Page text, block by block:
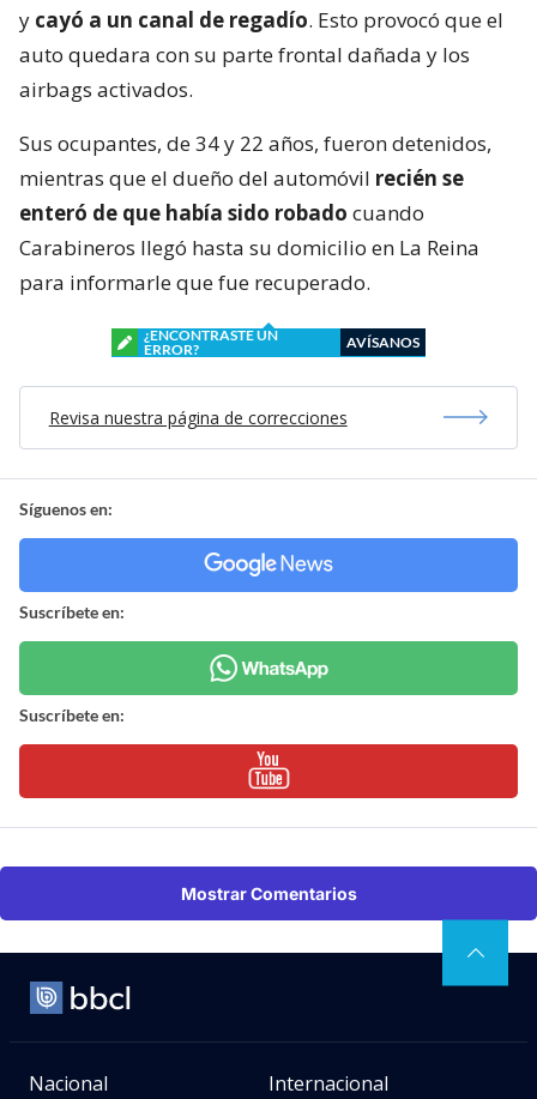
y cayó a un canal de regadío. Esto provocó que el
auto quedara con su parte frontal dañada y los
airbags activados.
Sus ocupantes, de 34 y 22 años, fueron detenidos,
mientras que el dueño del automóvil recién se
enteró de que había sido robado cuando
Carabineros llegó hasta su domicilio en La Reina
para informarle que fue recuperado.
¿ENCONTRASTE UN
ERROR?
AVÍSANOS
Revisa nuestra página de correcciones
Síguenos en:
Suscríbete en:
Suscríbete en:
Mostrar Comentarios
Nacional Internacional